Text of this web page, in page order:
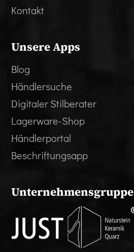
Kontakt
Unsere Apps
Blog
Händlersuche
Digitaler Stilberater
Lagerware-Shop
Händlerportal
Beschriftungsapp
Unternehmensgruppe